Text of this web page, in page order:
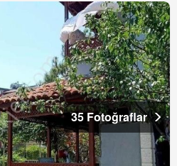
35 Fotoğraflar